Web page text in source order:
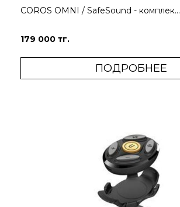
COROS OMNI / SafeSound - комплек...
179 000 тг.
ПОДРОБНЕЕ